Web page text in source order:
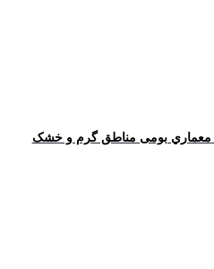
معماري بومی مناطق گرم و خشک